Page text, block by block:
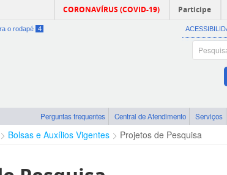
CORONAVÍRUS (COVID-19) Participe
o rodapé 4
Perguntas frequentes Central de Atendimento Serviços
Bolsas e Auxílios Vigentes Projetos de Pesquisa